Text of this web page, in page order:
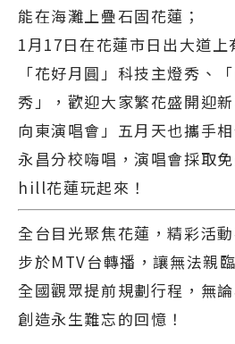
能在海灘上疊石固花蓮；
1月17日在花蓮市日出大道
「花好月圓」科技主燈秀、
秀」，歡迎大家繁花盛開迎
向東演唱會」五月天也攜手
永昌分校嗨唱，演唱會採取
hill花蓮玩起來！
全台目光聚焦花蓮，精彩活
步於MTV台轉播，讓無法親
全國觀眾提前規劃行程，無
創造永生難忘的回憶！